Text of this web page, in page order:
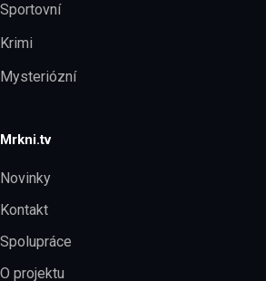
Sportovní
Krimi
Mysteriózní
Mrkni.tv
Novinky
Kontakt
Spolupráce
O projektu